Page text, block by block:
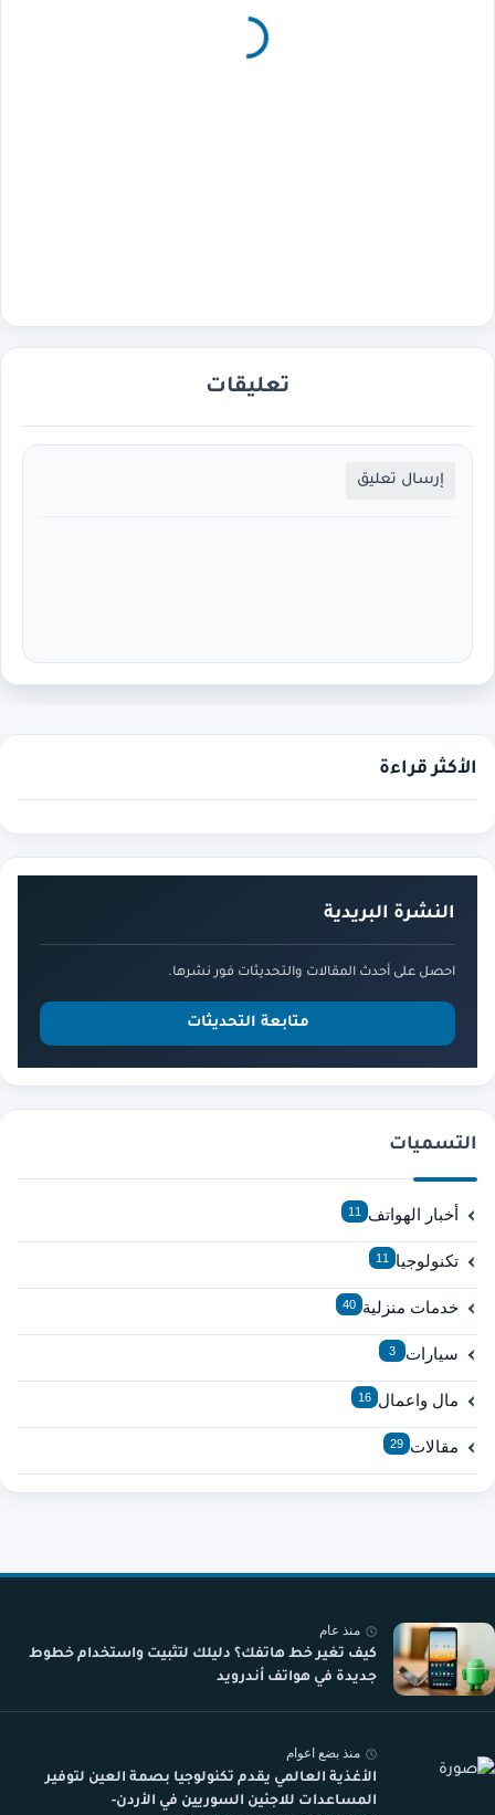
تعليقات
إرسال تعليق
الأكثر قراءة
النشرة البريدية
احصل على أحدث المقالات والتحديثات فور نشرها.
متابعة التحديثات
التسميات
أخبار الهواتف 11
تكنولوجيا 11
خدمات منزلية 40
سيارات 3
مال واعمال 16
مقالات 29
منذ عام
كيف تغير خط هاتفك؟ دليلك لتثبيت واستخدام خطوط
جديدة في هواتف أندرويد
منذ بضع اعوام
الأغذية العالمي يقدم تكنولوجيا بصمة العين لتوفير
المساعدات للاجئين السوريين في الأردن-